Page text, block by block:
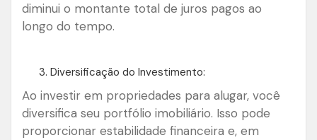
diminui o montante total de juros pagos ao
longo do tempo.
Diversificação do Investimento:
Ao investir em propriedades para alugar, você
diversifica seu portfólio imobiliário. Isso pode
proporcionar estabilidade financeira e, em